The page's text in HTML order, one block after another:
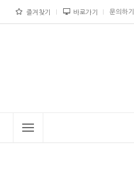
즐겨찾기 바로가기 문의하기